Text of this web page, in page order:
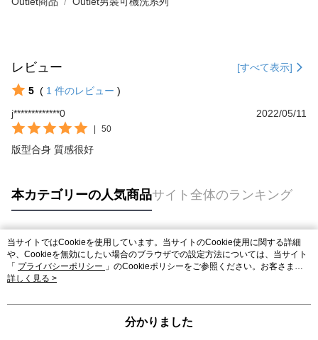
レビュー [すべて表示]
5 ( 1 件のレビュー )
j*************0
2022/05/11
| 50
版型合身 質感很好
本カテゴリーの人気商品サイト全体のランキング
人気タグ
当サイトではCookieを使用しています。当サイトのCookie使用に関する詳細
や、Cookieを無効にしたい場合のブラウザでの設定方法については、当サイト
「 プライバシーポリシー 」のCookieポリシーをご参照ください。お客さま
が、当サイトを引き続き使用される場合、当社がサイト利用規約のCookieポリ
詳しく見る >
分かりました